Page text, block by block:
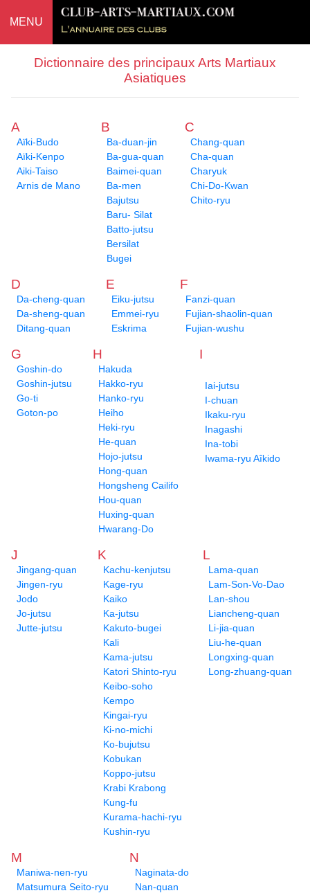
MENU
Dictionnaire des principaux Arts Martiaux
Asiatiques
A
Aïki-Budo
Aïki-Kenpo
Aiki-Taiso
Arnis de Mano
B
Ba-duan-jin
Ba-gua-quan
Baimei-quan
Ba-men
Bajutsu
Baru- Silat
Batto-jutsu
Bersilat
Bugei
C
Chang-quan
Cha-quan
Charyuk
Chi-Do-Kwan
Chito-ryu
D
Da-cheng-quan
Da-sheng-quan
Ditang-quan
E
Eiku-jutsu
Emmei-ryu
Eskrima
F
Fanzi-quan
Fujian-shaolin-quan
Fujian-wushu
G
Goshin-do
Goshin-jutsu
Go-ti
Goton-po
H
Hakuda
Hakko-ryu
Hanko-ryu
Heiho
Heki-ryu
He-quan
Hojo-jutsu
Hong-quan
Hongsheng Cailifo
Hou-quan
Huxing-quan
Hwarang-Do
I
Iai-jutsu
I-chuan
Ikaku-ryu
Inagashi
Ina-tobi
Iwama-ryu Aîkido
J
Jingang-quan
Jingen-ryu
Jodo
Jo-jutsu
Jutte-jutsu
K
Kachu-kenjutsu
Kage-ryu
Kaiko
Ka-jutsu
Kakuto-bugei
Kali
Kama-jutsu
Katori Shinto-ryu
Keibo-soho
Kempo
Kingai-ryu
Ki-no-michi
Ko-bujutsu
Kobukan
Koppo-jutsu
Krabi Krabong
Kung-fu
Kurama-hachi-ryu
Kushin-ryu
L
Lama-quan
Lam-Son-Vo-Dao
Lan-shou
Liancheng-quan
Li-jia-quan
Liu-he-quan
Longxing-quan
Long-zhuang-quan
M
Maniwa-nen-ryu
Matsumura Seito-ryu
N
Naginata-do
Nan-quan